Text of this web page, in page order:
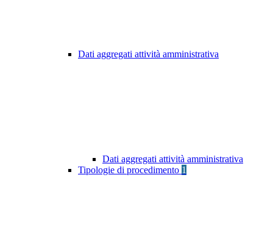
Dati aggregati attività amministrativa
Dati aggregati attività amministrativa
Tipologie di procedimento 1